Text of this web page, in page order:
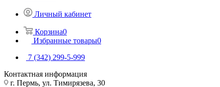
Личный кабинет
Корзина0
Избранные товары0
7 (342) 299-5-999
Контактная информация
г. Пермь, ул. Тимирязева, 30